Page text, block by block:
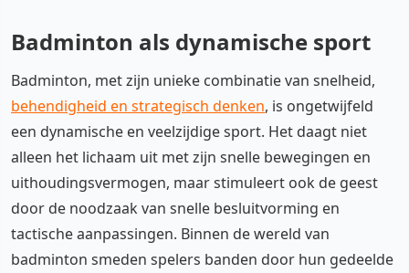
Badminton als dynamische sport
Badminton, met zijn unieke combinatie van snelheid,
behendigheid en strategisch denken, is ongetwijfeld
een dynamische en veelzijdige sport. Het daagt niet
alleen het lichaam uit met zijn snelle bewegingen en
uithoudingsvermogen, maar stimuleert ook de geest
door de noodzaak van snelle besluitvorming en
tactische aanpassingen. Binnen de wereld van
badminton smeden spelers banden door hun gedeelde